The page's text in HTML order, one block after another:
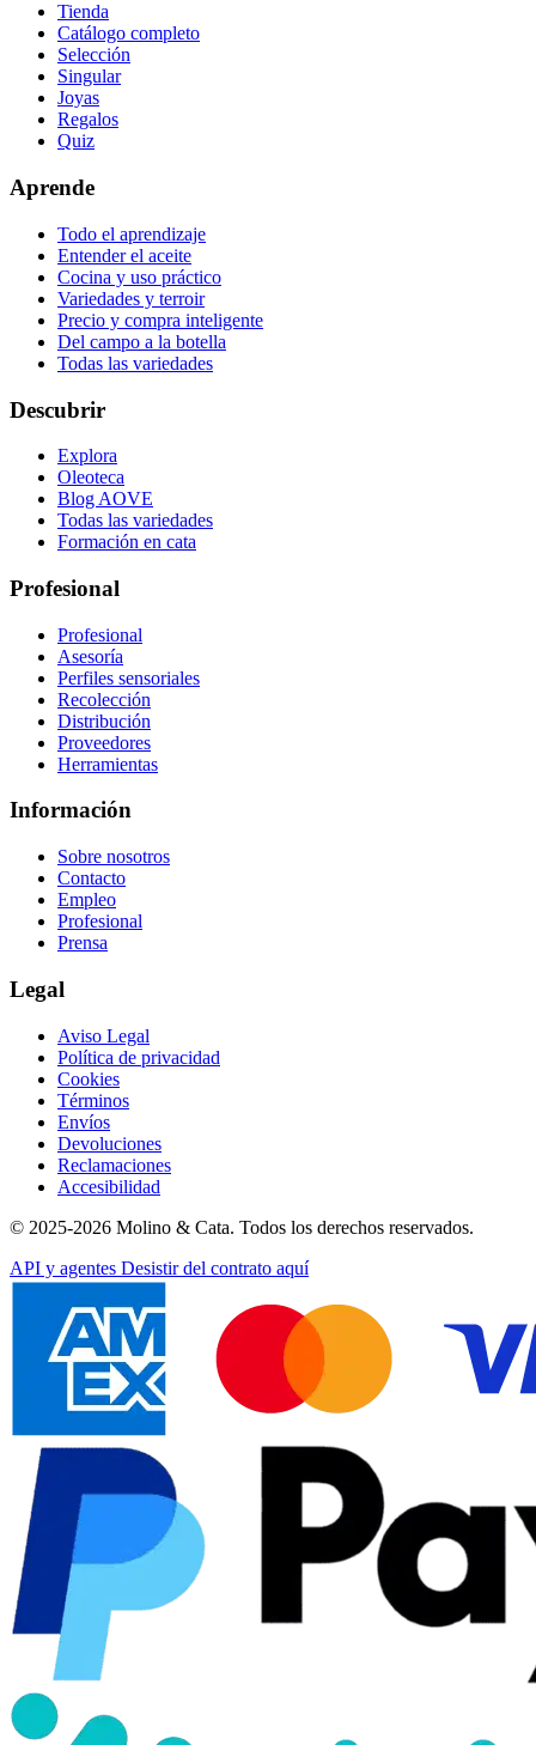
Tienda
Catálogo completo
Selección
Singular
Joyas
Regalos
Quiz
Aprende
Todo el aprendizaje
Entender el aceite
Cocina y uso práctico
Variedades y terroir
Precio y compra inteligente
Del campo a la botella
Todas las variedades
Descubrir
Explora
Oleoteca
Blog AOVE
Todas las variedades
Formación en cata
Profesional
Profesional
Asesoría
Perfiles sensoriales
Recolección
Distribución
Proveedores
Herramientas
Información
Sobre nosotros
Contacto
Empleo
Profesional
Prensa
Legal
Aviso Legal
Política de privacidad
Cookies
Términos
Envíos
Devoluciones
Reclamaciones
Accesibilidad
© 2025-2026 Molino & Cata. Todos los derechos reservados.
API y agentes Desistir del contrato aquí